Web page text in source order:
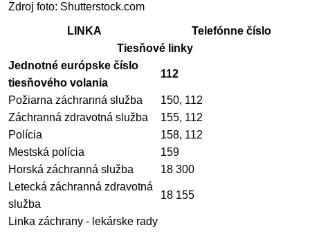
Zdroj foto: Shutterstock.com
LINKA
Telefónne číslo
Tiesňové linky
Jednotné európske číslo
tiesňového volania
112
Požiarna záchranná služba
150, 112
Záchranná zdravotná služba
155, 112
Polícia
158, 112
Mestská polícia
159
Horská záchranná služba
18 300
Letecká záchranná zdravotná
služba
18 155
Linka záchrany - lekárske rady